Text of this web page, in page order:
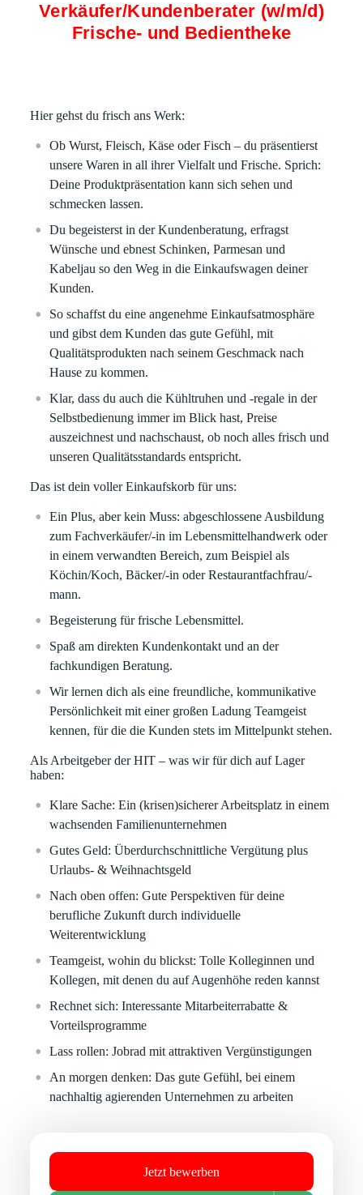
Verkäufer/Kundenberater (w/m/d)
Frische- und Bedientheke
Hier gehst du frisch ans Werk:
Ob Wurst, Fleisch, Käse oder Fisch – du präsentierst
unsere Waren in all ihrer Vielfalt und Frische. Sprich:
Deine Produktpräsentation kann sich sehen und
schmecken lassen.
Du begeisterst in der Kundenberatung, erfragst
Wünsche und ebnest Schinken, Parmesan und
Kabeljau so den Weg in die Einkaufswagen deiner
Kunden.
So schaffst du eine angenehme Einkaufsatmosphäre
und gibst dem Kunden das gute Gefühl, mit
Qualitätsprodukten nach seinem Geschmack nach
Hause zu kommen.
Klar, dass du auch die Kühltruhen und -regale in der
Selbstbedienung immer im Blick hast, Preise
auszeichnest und nachschaust, ob noch alles frisch und
unseren Qualitätsstandards entspricht.
Das ist dein voller Einkaufskorb für uns:
Ein Plus, aber kein Muss: abgeschlossene Ausbildung
zum Fachverkäufer/-in im Lebensmittelhandwerk oder
in einem verwandten Bereich, zum Beispiel als
Köchin/Koch, Bäcker/-in oder Restaurantfachfrau/-
mann.
Begeisterung für frische Lebensmittel.
Spaß am direkten Kundenkontakt und an der
fachkundigen Beratung.
Wir lernen dich als eine freundliche, kommunikative
Persönlichkeit mit einer großen Ladung Teamgeist
kennen, für die die Kunden stets im Mittelpunkt stehen.
Als Arbeitgeber der HIT – was wir für dich auf Lager
haben:
Klare Sache:Ein (krisen)sicherer Arbeitsplatz in einem
wachsenden Familienunternehmen
Gutes Geld:Überdurchschnittliche Vergütung plus
Urlaubs- & Weihnachtsgeld
Nach oben offen:Gute Perspektiven für deine
berufliche Zukunft durch individuelle
Weiterentwicklung
Teamgeist, wohin du blickst:Tolle Kolleginnen und
Kollegen, mit denen du auf Augenhöhe reden kannst
Rechnet sich:Interessante Mitarbeiterrabatte &
Vorteilsprogramme
Lass rollen:Jobrad mit attraktiven Vergünstigungen
An morgen denken:Das gute Gefühl, bei einem
nachhaltig agierenden Unternehmen zu arbeiten
Jetzt bewerben